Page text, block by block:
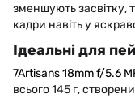
зменшують засвітку,
кадри навіть у
Ідеальні для
7Artisans 18mm f/5.6
всього 145 г,